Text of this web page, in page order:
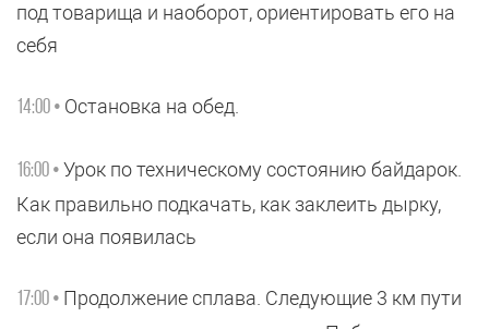
под товарища и наоборот, ориентировать его на
себя
14:00 • Остановка на обед.
16:00 • Урок по техническому состоянию байдарок.
Как правильно подкачать, как заклеить дырку,
если она появилась
17:00 • Продолжение сплава. Следующие 3 км пути